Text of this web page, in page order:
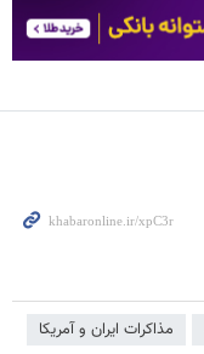
مذاکرات ایران و آمریکا